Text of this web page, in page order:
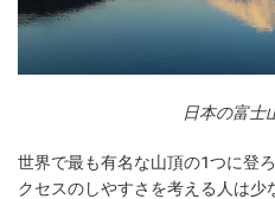
日本の富士
世界で最も有名な山頂の1つに登
クセスのしやすさを考える人は